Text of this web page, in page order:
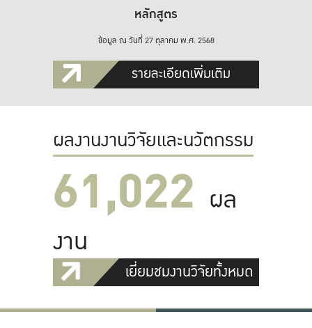
หลักสูตร
ข้อมูล ณ วันที่ 27 ตุลาคม พ.ศ. 2568
รายละเอียดเพิ่มเติม
ผลงานงานวิจัยและนวัตกรรม
61,022 ผล
งาน
เยี่ยมชมงานวิจัยทั้งหมด